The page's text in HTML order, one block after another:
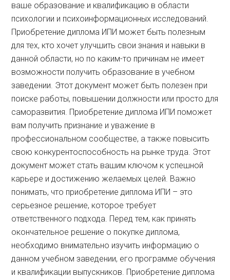
ваше образование и квалификацию в области
психологии и психоинформационных исследований.
Приобретение диплома ИПИ может быть полезным
для тех, кто хочет улучшить свои знания и навыки в
данной области, но по каким-то причинам не имеет
возможности получить образование в учебном
заведении. Этот документ может быть полезен при
поиске работы, повышении должности или просто для
саморазвития. Приобретение диплома ИПИ поможет
вам получить признание и уважение в
профессиональном сообществе, а также повысить
свою конкурентоспособность на рынке труда. Этот
документ может стать вашим ключом к успешной
карьере и достижению желаемых целей. Важно
понимать, что приобретение диплома ИПИ – это
серьезное решение, которое требует
ответственного подхода. Перед тем, как принять
окончательное решение о покупке диплома,
необходимо внимательно изучить информацию о
данном учебном заведении, его программе обучения
и квалификации выпускников. Приобретение диплома